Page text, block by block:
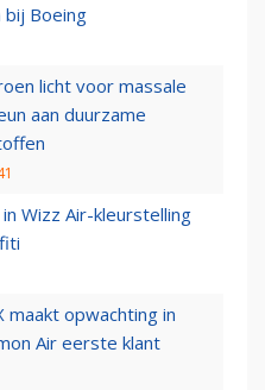
Boeing
licht voor massale
aan duurzame
Wizz Air-kleurstelling
maakt opwachting in
Air eerste klant